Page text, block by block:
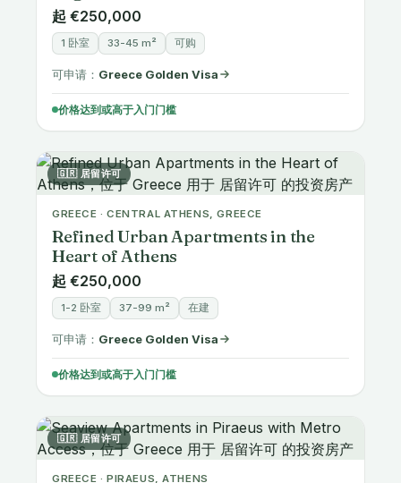
起 €250,000
1 卧室 33-45 m² 可购
可申请： Greece Golden Visa
价格达到或高于入门门槛
🇬🇷 居留许可
GREECE · CENTRAL ATHENS, GREECE
Refined Urban Apartments in the
Heart of Athens
起 €250,000
1-2 卧室 37-99 m² 在建
可申请： Greece Golden Visa
价格达到或高于入门门槛
🇬🇷 居留许可
GREECE · PIRAEUS, ATHENS